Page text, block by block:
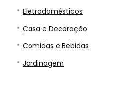
Eletrodomésticos
Casa e Decoração
Comidas e Bebidas
Jardinagem